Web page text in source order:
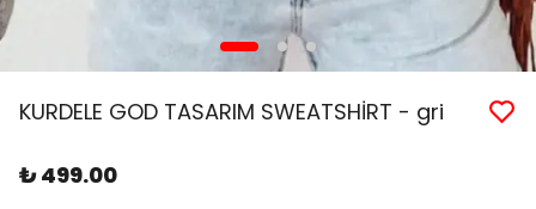
KURDELE GOD TASARIM SWEATSHİRT - gri
₺ 499.00